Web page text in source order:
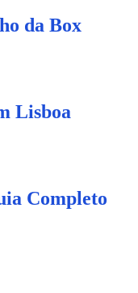
da Box
Lisboa
Completo